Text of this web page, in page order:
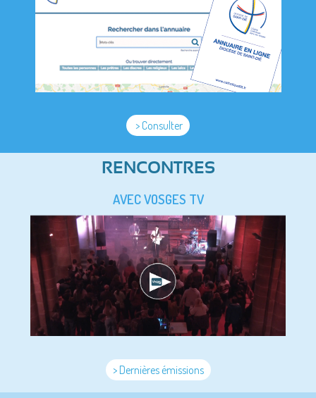
> Consulter
RENCONTRES
AVEC VOSGES TV
> Dernières émissions